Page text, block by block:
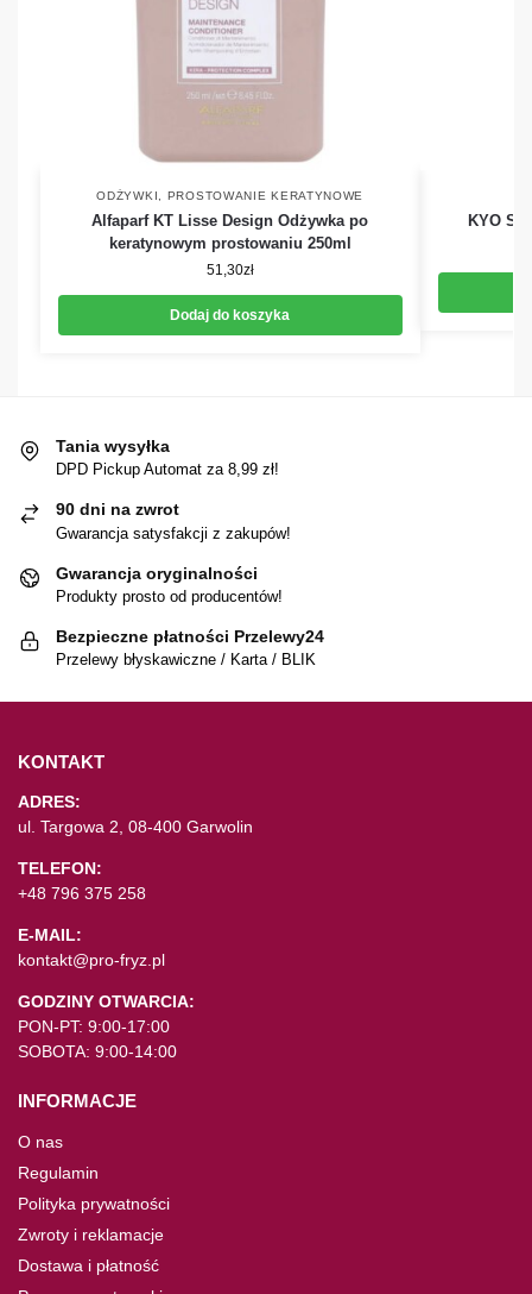
ODŻYWKI PROSTOWANIE KERATYNOWE
Alfaparf KT Lisse Design Odżywka po
keratynowym prostowaniu 250ml
51,30zł
Dodaj do koszyka
KYO
Tania wysyłka
DPD Pickup Automat za 8,99 zł!
90 dni na zwrot
Gwarancja satysfakcji z zakupów!
Gwarancja oryginalności
Produkty prosto od producentów!
Bezpieczne płatności Przelewy24
Przelewy błyskawiczne / Karta / BLIK
KONTAKT
ADRES:
ul. Targowa 2, 08-400 Garwolin
TELEFON:
+48 796 375 258
E-MAIL:
kontakt@pro-fryz.pl
GODZINY OTWARCIA:
PON-PT: 9:00-17:00
SOBOTA: 9:00-14:00
INFORMACJE
O nas
Regulamin
Polityka prywatności
Zwroty i reklamacje
Dostawa i płatność